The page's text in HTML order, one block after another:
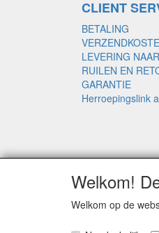
CLIENT
BETALING
LEVERING
RUILEN EN
GARANTIE
Herroepingslink
Welkom!
Welkom op de